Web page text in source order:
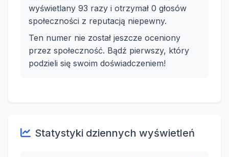
wyświetlany 93 razy i otrzymał 0 głosów
społeczności z reputacją niepewny.
Ten numer nie został jeszcze oceniony
przez społeczność. Bądź pierwszy, który
podzieli się swoim doświadczeniem!
Statystyki dziennych wyświetleń